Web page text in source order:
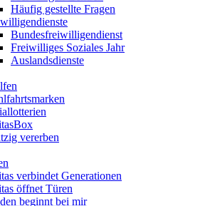
Häufig gestellte Fragen
Bundesfreiwilligendienst
Freiwilliges Soziales Jahr
Auslandsdienste
vererben
verbindet Generationen
öffnet Türen
beginnt bei mir